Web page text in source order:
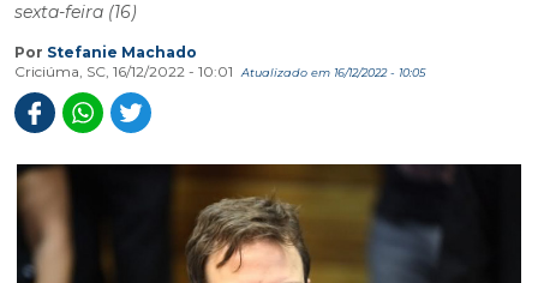
sexta-feira (16)
Por Stefanie Machado
Criciúma, SC, 16/12/2022 - 10:01
Atualizado em 16/12/2022 - 10:05